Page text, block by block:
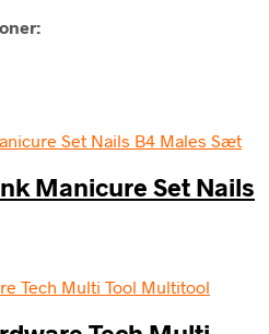
Manicure Set Nails